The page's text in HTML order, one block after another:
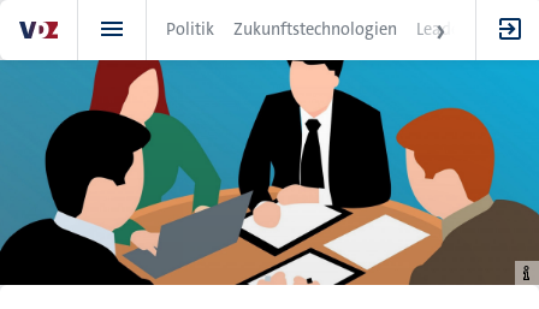
zum
Inhalt
Politik Zukunftstechnologien Leadership